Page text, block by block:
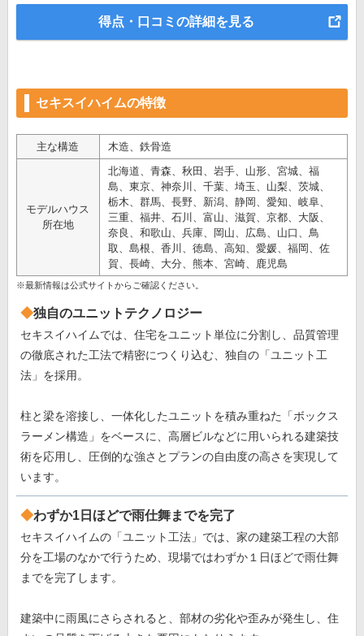
得点・口コミの詳細を見る
セキスイハイムの特徴
主な構造 木造、鉄骨造
モデルハウス
所在地
北海道、青森、秋田、岩手、山形、宮城、福
島、東京、神奈川、千葉、埼玉、山梨、茨城、
栃木、群馬、長野、新潟、静岡、愛知、岐阜、
三重、福井、石川、富山、滋賀、京都、大阪、
奈良、和歌山、兵庫、岡山、広島、山口、鳥
取、島根、香川、徳島、高知、愛媛、福岡、佐
賀、長崎、大分、熊本、宮崎、鹿児島
※最新情報は公式サイトからご確認ください。
独自のユニットテクノロジー
セキスイハイムでは、住宅をユニット単位に分割し、品質管理
の徹底された工法で精密につくり込む、独自の「ユニット工
法」を採用。
柱と梁を溶接し、一体化したユニットを積み重ねた「ボックス
ラーメン構造」をベースに、高層ビルなどに用いられる建築技
術を応用し、圧倒的な強さとプランの自由度の高さを実現して
います。
わずか1日ほどで雨仕舞までを完了
セキスイハイムの「ユニット工法」では、家の建築工程の大部
分を工場のなかで行うため、現場ではわずか１日ほどで雨仕舞
までを完了します。
建築中に雨風にさらされると、部材の劣化や歪みが発生し、住